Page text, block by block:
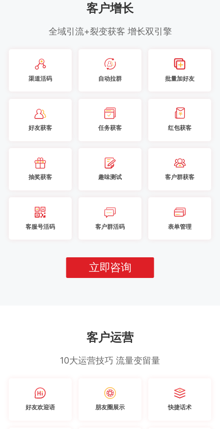
客户增长
全域引流+裂变获客 增长双引擎
渠道活码 自动拉群 批量加好友
好友获客 任务获客 红包获客
抽奖获客 趣味测试 客户群获客
客服号活码 客户群活码 表单管理
立即咨询
客户运营
10大运营技巧 流量变留量
好友欢迎语 朋友圈展示 快捷话术